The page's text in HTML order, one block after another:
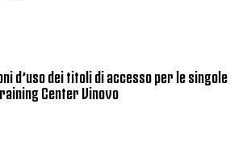
d’uso dei titoli di accesso per le singole
Center Vinovo